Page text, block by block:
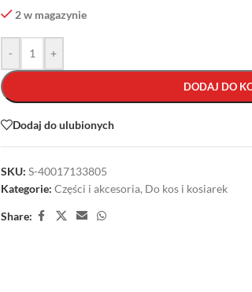
2 w magazynie
- +
DODAJ DO
Dodaj do ulubionych
SKU: S-40017133805
Kategorie: Części i akcesoria, Do kos i kosiarek
Share: